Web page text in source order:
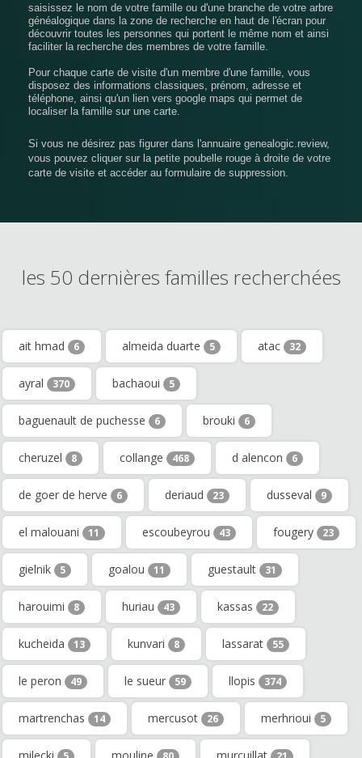
saisissez le nom de votre famille ou d'une branche de votre arbre
généalogique dans la zone de recherche en haut de l'écran pour
découvrir toutes les personnes qui portent le même nom et ainsi
faciliter la recherche des membres de votre famille.
Pour chaque carte de visite d'un membre d'une famille, vous
disposez des informations classiques, prénom, adresse et
téléphone, ainsi qu'un lien vers google maps qui permet de
localiser la famille sur une carte.
Si vous ne désirez pas figurer dans l'annuaire genealogic.review,
vous pouvez cliquer sur la petite poubelle rouge à droite de votre
carte de visite et accéder au formulaire de suppression.
les 50 dernières familles recherchées
ait hmad 6 almeida duarte 5 atac 32
ayral 370 bachaoui 5
baguenault de puchesse 6 brouki 6
cheruzel 8 collange 468 d alencon 6
de goer de herve 6 deriaud 23 dusseval 9
el malouani 11 escoubeyrou 43 fougery 23
gielnik 5 goalou 11 guestault 31
harouimi 8 huriau 43 kassas 22
kucheida 13 kunvari 8 lassarat 55
le peron 49 le sueur 59 llopis 374
martrenchas 14 mercusot 26 merhrioui 5